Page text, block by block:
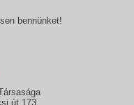
bennünket!
út 173.